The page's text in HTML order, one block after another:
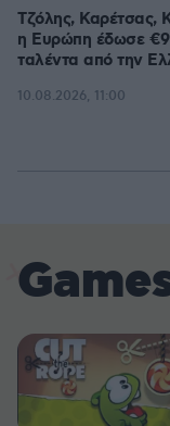
Τζόλης, Καρέτσας,
η Ευρώπη έδωσε
ταλέντα από την
10.08.2026, 11:00